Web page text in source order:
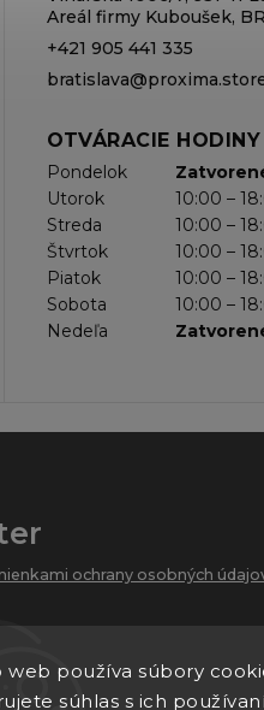
web používa súbory
súhlas s ich
Areál firmy Kuboušek,
+421 905 441 335
OTVÁRACIE HODINY
Pondelok
Utorok
10:00 –
Streda
10:00 –
Štvrtok
10:00 –
Piatok
10:00 –
Sobota
10:00 –
Nedeľa
ochrany osobných